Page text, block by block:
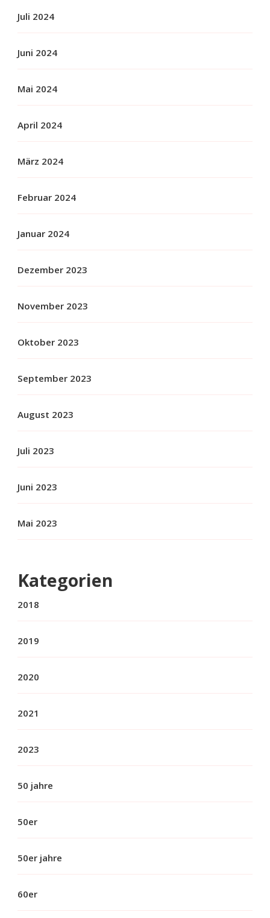
Juli 2024
Juni 2024
Mai 2024
April 2024
März 2024
Februar 2024
Januar 2024
Dezember 2023
November 2023
Oktober 2023
September 2023
August 2023
Juli 2023
Juni 2023
Mai 2023
Kategorien
2018
2019
2020
2021
2023
50 jahre
50er
50er jahre
60er